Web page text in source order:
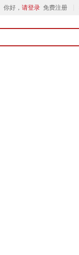
你好， 请登录 免费注册